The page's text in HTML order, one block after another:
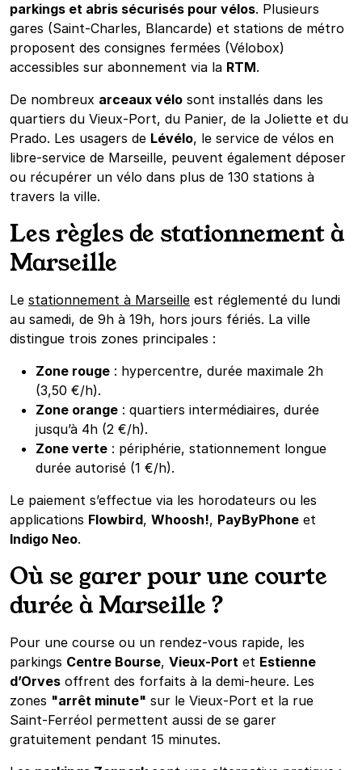
parkings et abris sécurisés pour vélos. Plusieurs
gares (Saint-Charles, Blancarde) et stations de métro
proposent des consignes fermées (Vélobox)
accessibles sur abonnement via la RTM.
De nombreux arceaux vélo sont installés dans les
quartiers du Vieux-Port, du Panier, de la Joliette et du
Prado. Les usagers de Lévélo, le service de vélos en
libre-service de Marseille, peuvent également déposer
ou récupérer un vélo dans plus de 130 stations à
travers la ville.
Les règles de stationnement à
Marseille
Le stationnement à Marseille est réglementé du lundi
au samedi, de 9h à 19h, hors jours fériés. La ville
distingue trois zones principales :
Zone rouge : hypercentre, durée maximale 2h
(3,50 €/h).
Zone orange : quartiers intermédiaires, durée
jusqu’à 4h (2 €/h).
Zone verte : périphérie, stationnement longue
durée autorisé (1 €/h).
Le paiement s’effectue via les horodateurs ou les
applications Flowbird, Whoosh!, PayByPhone et
Indigo Neo.
Où se garer pour une courte
durée à Marseille ?
Pour une course ou un rendez-vous rapide, les
parkings Centre Bourse, Vieux-Port et Estienne
d’Orves offrent des forfaits à la demi-heure. Les
zones "arrêt minute" sur le Vieux-Port et la rue
Saint-Ferréol permettent aussi de se garer
gratuitement pendant 15 minutes.